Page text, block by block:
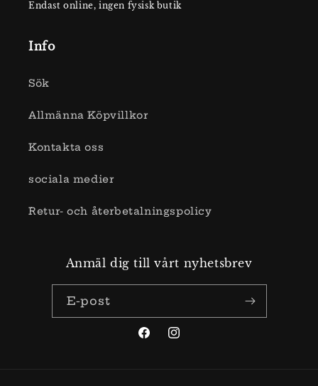
Endast online, ingen fysisk butik
Info
Sök
Allmänna Köpvillkor
Kontakta oss
sociala medier
Retur- och återbetalningspolicy
Anmäl dig till vårt nyhetsbrev
E-post
FacebookInstagram